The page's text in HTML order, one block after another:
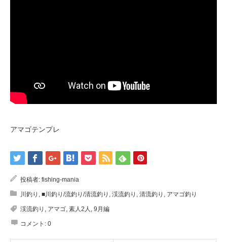
アマゴテンプレ
投稿者: fishing-mania
川釣り , ■川釣り/流釣り/清流釣り , 渓流釣り , 清流釣り , アマゴ釣り
渓流釣り , アマゴ, 素人2人 , 9月編
コメント: 0